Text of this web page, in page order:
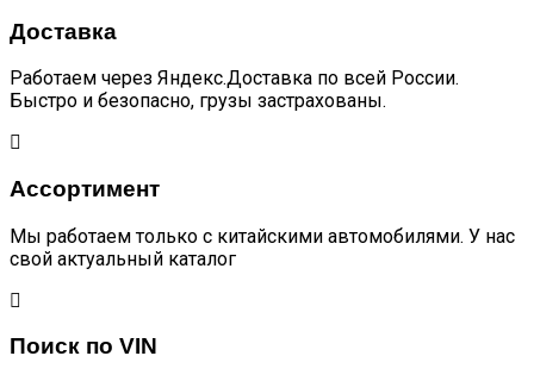
Доставка
Работаем через Яндекс.Доставка по всей России.
Быстро и безопасно, грузы застрахованы.
Ассортимент
Мы работаем только с китайскими автомобилями. У нас
свой актуальный каталог
Поиск по VIN